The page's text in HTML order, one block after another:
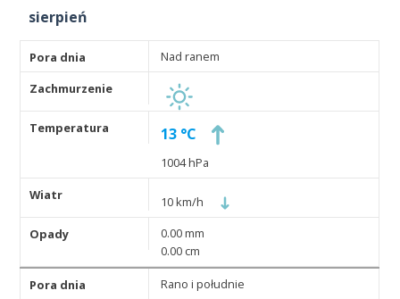
sierpień
Nad ranem
13 °C
1004 hPa
10 km/h
0.00 mm
0.00 cm
Rano i południe